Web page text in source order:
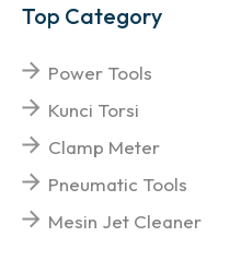
Top Category
Power Tools
Kunci Torsi
Clamp Meter
Pneumatic Tools
Mesin Jet Cleaner